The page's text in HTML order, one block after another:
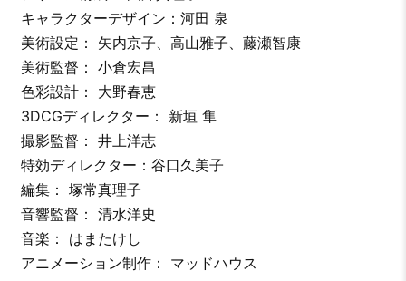
キャラクターデザイン：河田 泉
美術設定： 矢内京子、高山雅子、藤瀬智康
美術監督： 小倉宏昌
色彩設計： 大野春恵
3DCGディレクター： 新垣 隼
撮影監督： 井上洋志
特効ディレクター：谷口久美子
編集： 塚常真理子
音響監督： 清水洋史
音楽： はまたけし
アニメーション制作： マッドハウス